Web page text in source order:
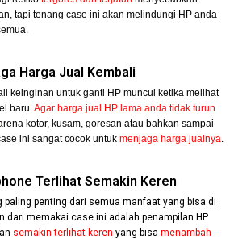
tapi tenang case ini akan melindungi HP anda
Harga Jual Kembali
keinginan untuk ganti HP muncul ketika melihat
baru.Agar harga jual HP lama anda tidak turun
kotor, kusam, goresan atau bahkan sampai
ini sangat cocok untukmenjaga harga jualnya.
Terlihat Semakin Keren
paling penting dari semua manfaat yang bisa di
dari memakai case ini adalah penampilan HP
semakin terlihat keren yang bisamenambah